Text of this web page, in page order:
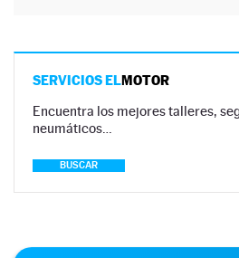
SERVICIOS ELMOTOR
Encuentra los mejores talleres,
neumáticos…
BUSCAR